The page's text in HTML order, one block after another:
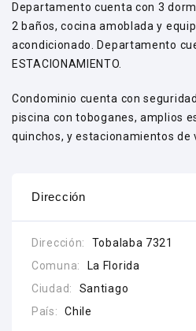
Departamento cuenta con 3
2 baños, cocina amoblada y
acondicionado. Departamento
ESTACIONAMIENTO.
Condominio cuenta con
piscina con toboganes, amplios
quinchos, y estacionamientos de
Dirección
Dirección:
Tobalaba 7321
Comuna:
La Florida
Ciudad:
Santiago
País:
Chile